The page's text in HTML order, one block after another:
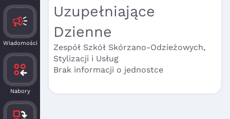
Wiadomości
Nabory
Uzupełniające
Dzienne
Zespół Szkół Skórzano-Odzieżowych,
Stylizacji i Usług
Brak informacji o jednostce